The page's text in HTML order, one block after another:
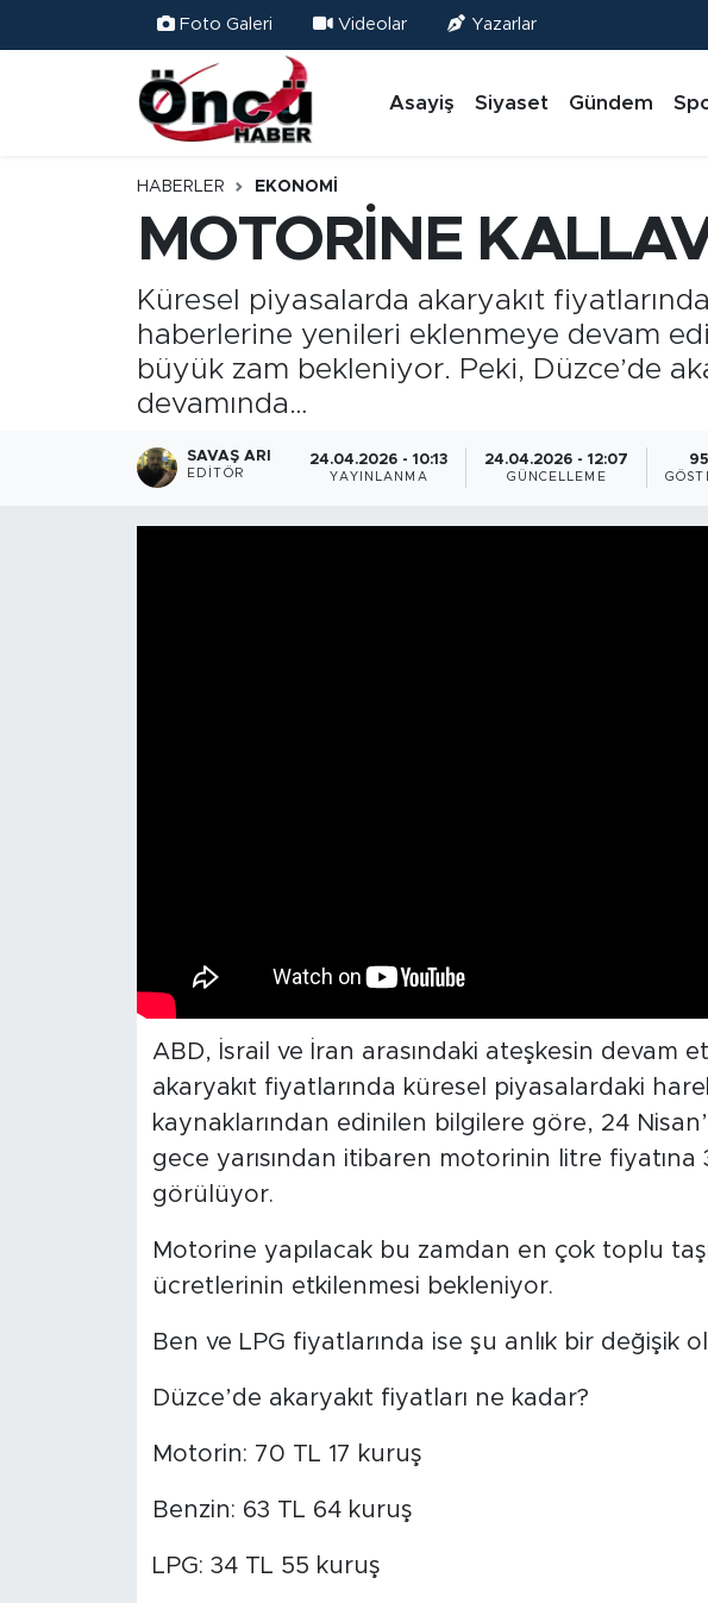
Foto Galeri Videolar Yazarlar
Asayiş Siyaset Gündem
HABERLER EKONOMI
MOTORİNE
Küresel piyasalarda akaryakıt
haberlerine yenileri eklenmeye devam
büyük zam bekleniyor. Peki, Düzce’de
devamında…
SAVAŞ ARI
EDITÖR
24.04.2026 - 10:13
YAYINLANMA
24.04.2026 - 12:07
GÜNCELLEME
ABD, İsrail ve İran arasındaki ateşkesin devam
akaryakıt fiyatlarında küresel piyasalardaki
kaynaklarından edinilen bilgilere göre, 24
gece yarısından itibaren motorinin litre fiyatına
görülüyor.
Motorine yapılacak bu zamdan en çok toplu
ücretlerinin etkilenmesi bekleniyor.
Ben ve LPG fiyatlarında ise şu anlık bir değişik
Düzce’de akaryakıt fiyatları ne kadar?
Motorin: 70 TL 17 kuruş
Benzin: 63 TL 64 kuruş
LPG: 34 TL 55 kuruş
Sağlık & Çevre
Siyaset
Yerel Haber
Öncü Radyo Dinle
Düzce Nöbetçi Eczaneler
Düzce Hava Durumu
Düzce Namaz Vakitleri
Süper Lig Puan Durumu ve Fikstür
Tüm Manşetler
Son Dakika Haberleri